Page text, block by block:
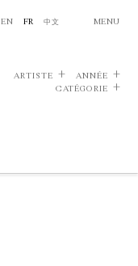
EN FR 中文 MENU
ARTISTE
ANNÉE
CATÉGORIE